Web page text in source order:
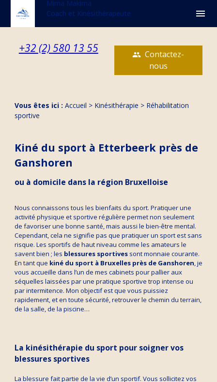
Mirna Makima
Coach et Kinésithérapeute
menu
+32 (2) 580 13 55
people Contactez-
nous
Vous êtes ici : Accueil > Kinésithérapie > Réhabilitation
sportive
Kiné du sport à Etterbeerk près de
Ganshoren
ou à domicile dans la région Bruxelloise
Nous connaissons tous les bienfaits du sport. Pratiquer une
activité physique et sportive régulière permet non seulement
de favoriser une bonne santé, mais aussi le bien-être mental.
Cependant, cela ne signifie pas que pratiquer un sport est sans
risque. Les sportifs de haut niveau comme les amateurs le
savent bien ; les blessures sportivessont monnaie courante.
En tant que kiné du sport à Bruxelles près de Ganshoren, je
vous accueille dans l’un de mes cabinets pour pallier aux
séquelles laissées par une pratique sportive trop intense ou
par intermitence. Mon objectif est que vous puissiez
rapidement, et en toute sécurité, retrouver le chemin du terrain,
de la salle, de la piscine…
La kinésithérapie du sport pour soigner vos
blessures sportives
La blessure fait partie de la vie d’un sportif. Vous sollicitez vos
Panneau de gestion des cookies